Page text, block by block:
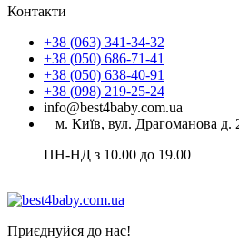
Контакти
+38 (063) 341-34-32
+38 (050) 686-71-41
+38 (050) 638-40-91
+38 (098) 219-25-24
info@best4baby.com.ua
м. Київ, вул. Драгоманова
ПН-НД з 10.00 до 19.00
Приєднуйся до нас!